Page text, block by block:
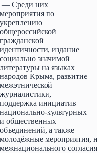
— Среди них
мероприятия по
укреплению
общероссийской
гражданской
идентичности, издание
социально значимой
литературы на языках
народов Крыма, развитие
межэтнической
журналистики,
поддержка инициатив
национально-культурных
и общественных
объединений, а также
молодёжные мероприятия,
межнационального